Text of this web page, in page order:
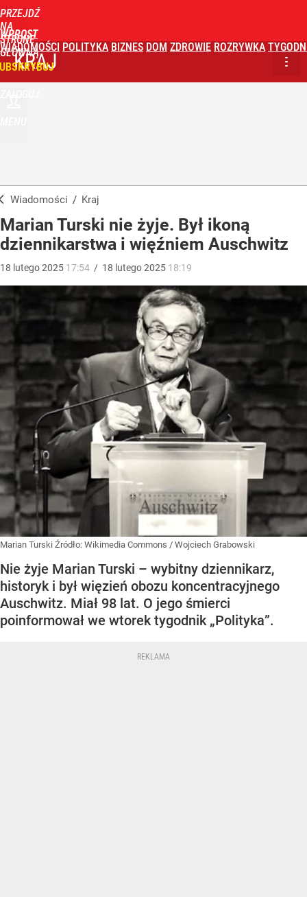
PRZEJDŹ
NA
STRONĘ
GŁÓWNĄ
WPROST
WIADOMOŚCI POLITYKA BIZNES DOM ZDROWIE ROZRYWKA
KRAJ
Wiadomości / Kraj
Marian Turski nie żyje. Był ikoną
dziennikarstwa i więźniem Auschwitz
18 lutego2025 17:54 / 18 lutego2025 18:19
Marian Turski Źródło: Wikimedia Commons / Wojciech Grabowski
Nie żyje Marian Turski – wybitny dziennikarz,
historyk i był więzień obozu koncentracyjnego
Auschwitz. Miał 98 lat. O jego śmierci
poinformował we wtorek tygodnik „Polityka”.